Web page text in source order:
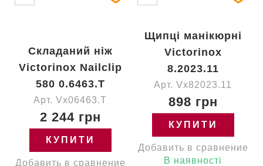
Складаний ніж
Victorinox Nailclip
580 0.6463.T
Арт. Vx06463.T
2 244 грн
КУПИТИ
Добавить в сравнение
Щипці манікюрні
Victorinox
8.2023.11
Арт. Vx82023.11
898 грн
КУПИТИ
Добавить в сравнение
В наявності